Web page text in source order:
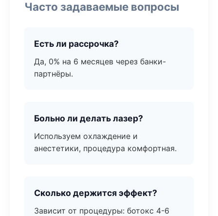
Часто задаваемые вопросы
Есть ли рассрочка?
Да, 0% на 6 месяцев через банки-
партнёры.
Больно ли делать лазер?
Используем охлаждение и
анестетики, процедура комфортная.
Сколько держится эффект?
Зависит от процедуры: ботокс 4-6